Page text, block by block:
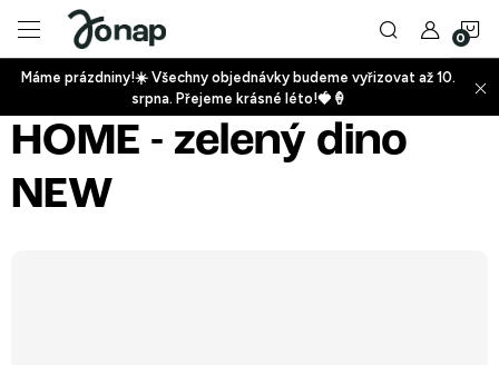
obsah
+
Máme prázdniny!☀️ Všechny objednávky budeme vyřizovat až 10.
srpna. Přejeme krásné léto!🍓🍦
HOME - zelený dino
NEW